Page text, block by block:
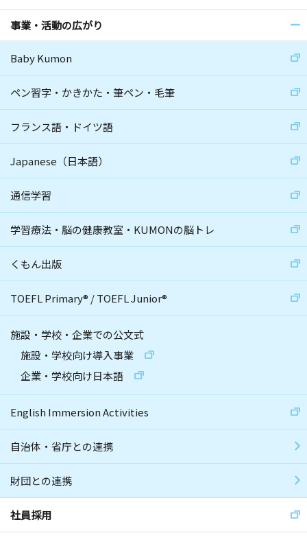
事業・活動の広がり
Baby Kumon
ペン習字・かきかた・筆ペン・毛筆
フランス語・ドイツ語
Japanese（日本語）
通信学習
学習療法・脳の健康教室・KUMONの脳トレ
くもん出版
TOEFL Primary® /TOEFL Junior®
施設・学校・企業での公文式
施設・学校向け導入事業
企業・学校向け日本語
English Immersion Activities
自治体・省庁との連携
財団との連携
社員採用